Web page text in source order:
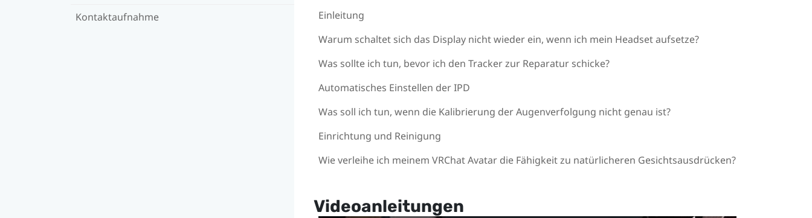
Kontaktaufnahme
Einleitung
Warum schaltet sich das Display nicht wieder ein, wenn ich mein Headset aufsetze?
Was sollte ich tun, bevor ich den Tracker zur Reparatur schicke?
Automatisches Einstellen der IPD
Was soll ich tun, wenn die Kalibrierung der Augenverfolgung nicht genau ist?
Einrichtung und Reinigung
Wie verleihe ich meinem VRChat Avatar die Fähigkeit zu natürlicheren Gesichtsausdrücken?
Videoanleitungen